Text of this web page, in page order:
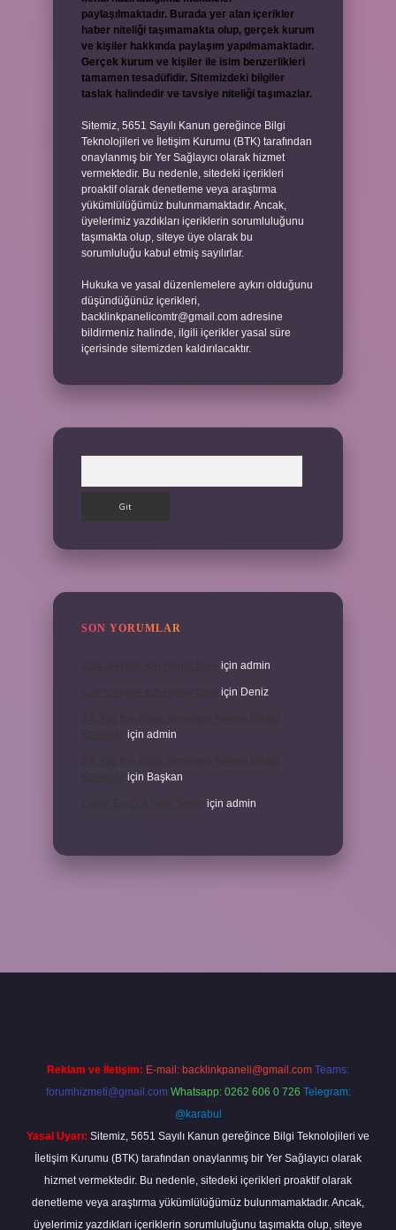
paylaşılmaktadır. Burada yer alan içerikler
haber niteliği taşımamakta olup, gerçek kurum
ve kişiler hakkında paylaşım yapılmamaktadır.
Gerçek kurum ve kişiler ile isim benzerlikleri
tamamen tesadüfidir. Sitemizdeki bilgiler
taslak halindedir ve tavsiye niteliği taşımazlar.
Sitemiz, 5651 Sayılı Kanun gereğince Bilgi
Teknolojileri ve İletişim Kurumu (BTK) tarafından
onaylanmış bir Yer Sağlayıcı olarak hizmet
vermektedir. Bu nedenle, sitedeki içerikleri
proaktif olarak denetleme veya araştırma
yükümlülüğümüz bulunmamaktadır. Ancak,
üyelerimiz yazdıkları içeriklerin sorumluluğunu
taşımakta olup, siteye üye olarak bu
sorumluluğu kabul etmiş sayılırlar.
Hukuka ve yasal düzenlemelere aykırı olduğunu
düşündüğünüz içerikleri,
backlinkpanelicomtr@gmail.com adresine
bildirmeniz halinde, ilgili içerikler yasal süre
içerisinde sitemizden kaldırılacaktır.
SON YORUMLAR
için admin
için Deniz
için admin
için Başkan
için admin
Reklam ve İletişim: E-mail: backlinkpaneli@gmail.com Teams:
forumhizmeti@gmail.com Whatsapp: 0262 606 0 726 Telegram:
@karabul
Yasal Uyarı: Sitemiz, 5651 Sayılı Kanun gereğince Bilgi Teknolojileri ve
İletişim Kurumu (BTK) tarafından onaylanmış bir Yer Sağlayıcı olarak
hizmet vermektedir. Bu nedenle, sitedeki içerikleri proaktif olarak
denetleme veya araştırma yükümlülüğümüz bulunmamaktadır. Ancak,
üyelerimiz yazdıkları içeriklerin sorumluluğunu taşımakta olup, siteye